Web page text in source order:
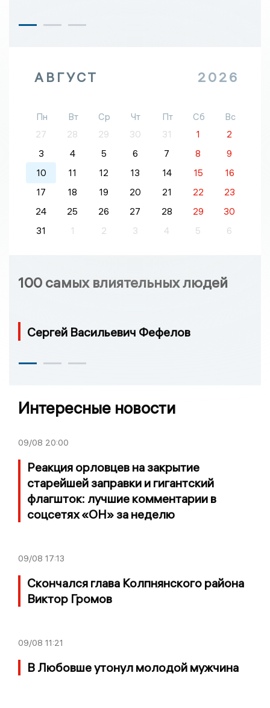
АВГУСТ 2026
Пн Вт Ср Чт Пт Сб
Вс
27
28 29 30 31 1
2
3
4 5 6 7 8
9
10
11 12 13 14 15
16
17
18 19 20 21 22
23
24
25 26 27 28 29
30
31
1 2 3 4 5 6
100 самых влиятельных людей
Сергей Васильевич Фефелов
Интересные новости
09/08 20:00
Реакция орловцев на закрытие
старейшей заправки и гигантский
флагшток: лучшие комментарии в
соцсетях «ОН» за неделю
09/08 17:13
Скончался глава Колпнянского района
Виктор Громов
09/08 11:21
В Любовше утонул молодой мужчина